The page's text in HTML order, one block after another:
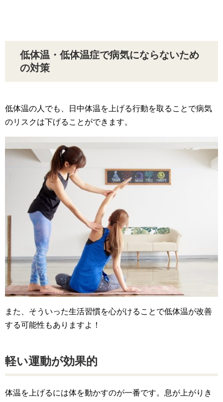
低体温・低体温症で病気にならないため
の対策
低体温の人でも、日中体温を上げる行動を取ることで病気
のリスクは下げることができます。
また、そういった生活習慣を心がけることで低体温が改善
する可能性もありますよ！
軽い運動が効果的
体温を上げるには体を動かすのが一番です。息が上がりき